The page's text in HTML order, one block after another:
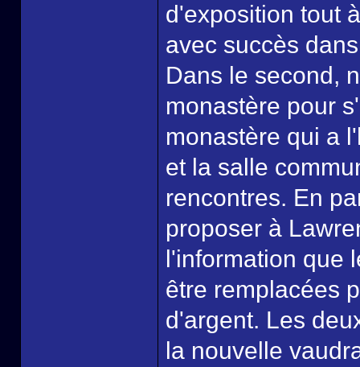
d'exposition tout
avec succès
Dans le second,
monastère pour
monastère qui a
et la salle
rencontres. En
proposer à
l'information que
être remplacées
d'argent. Les
la nouvelle